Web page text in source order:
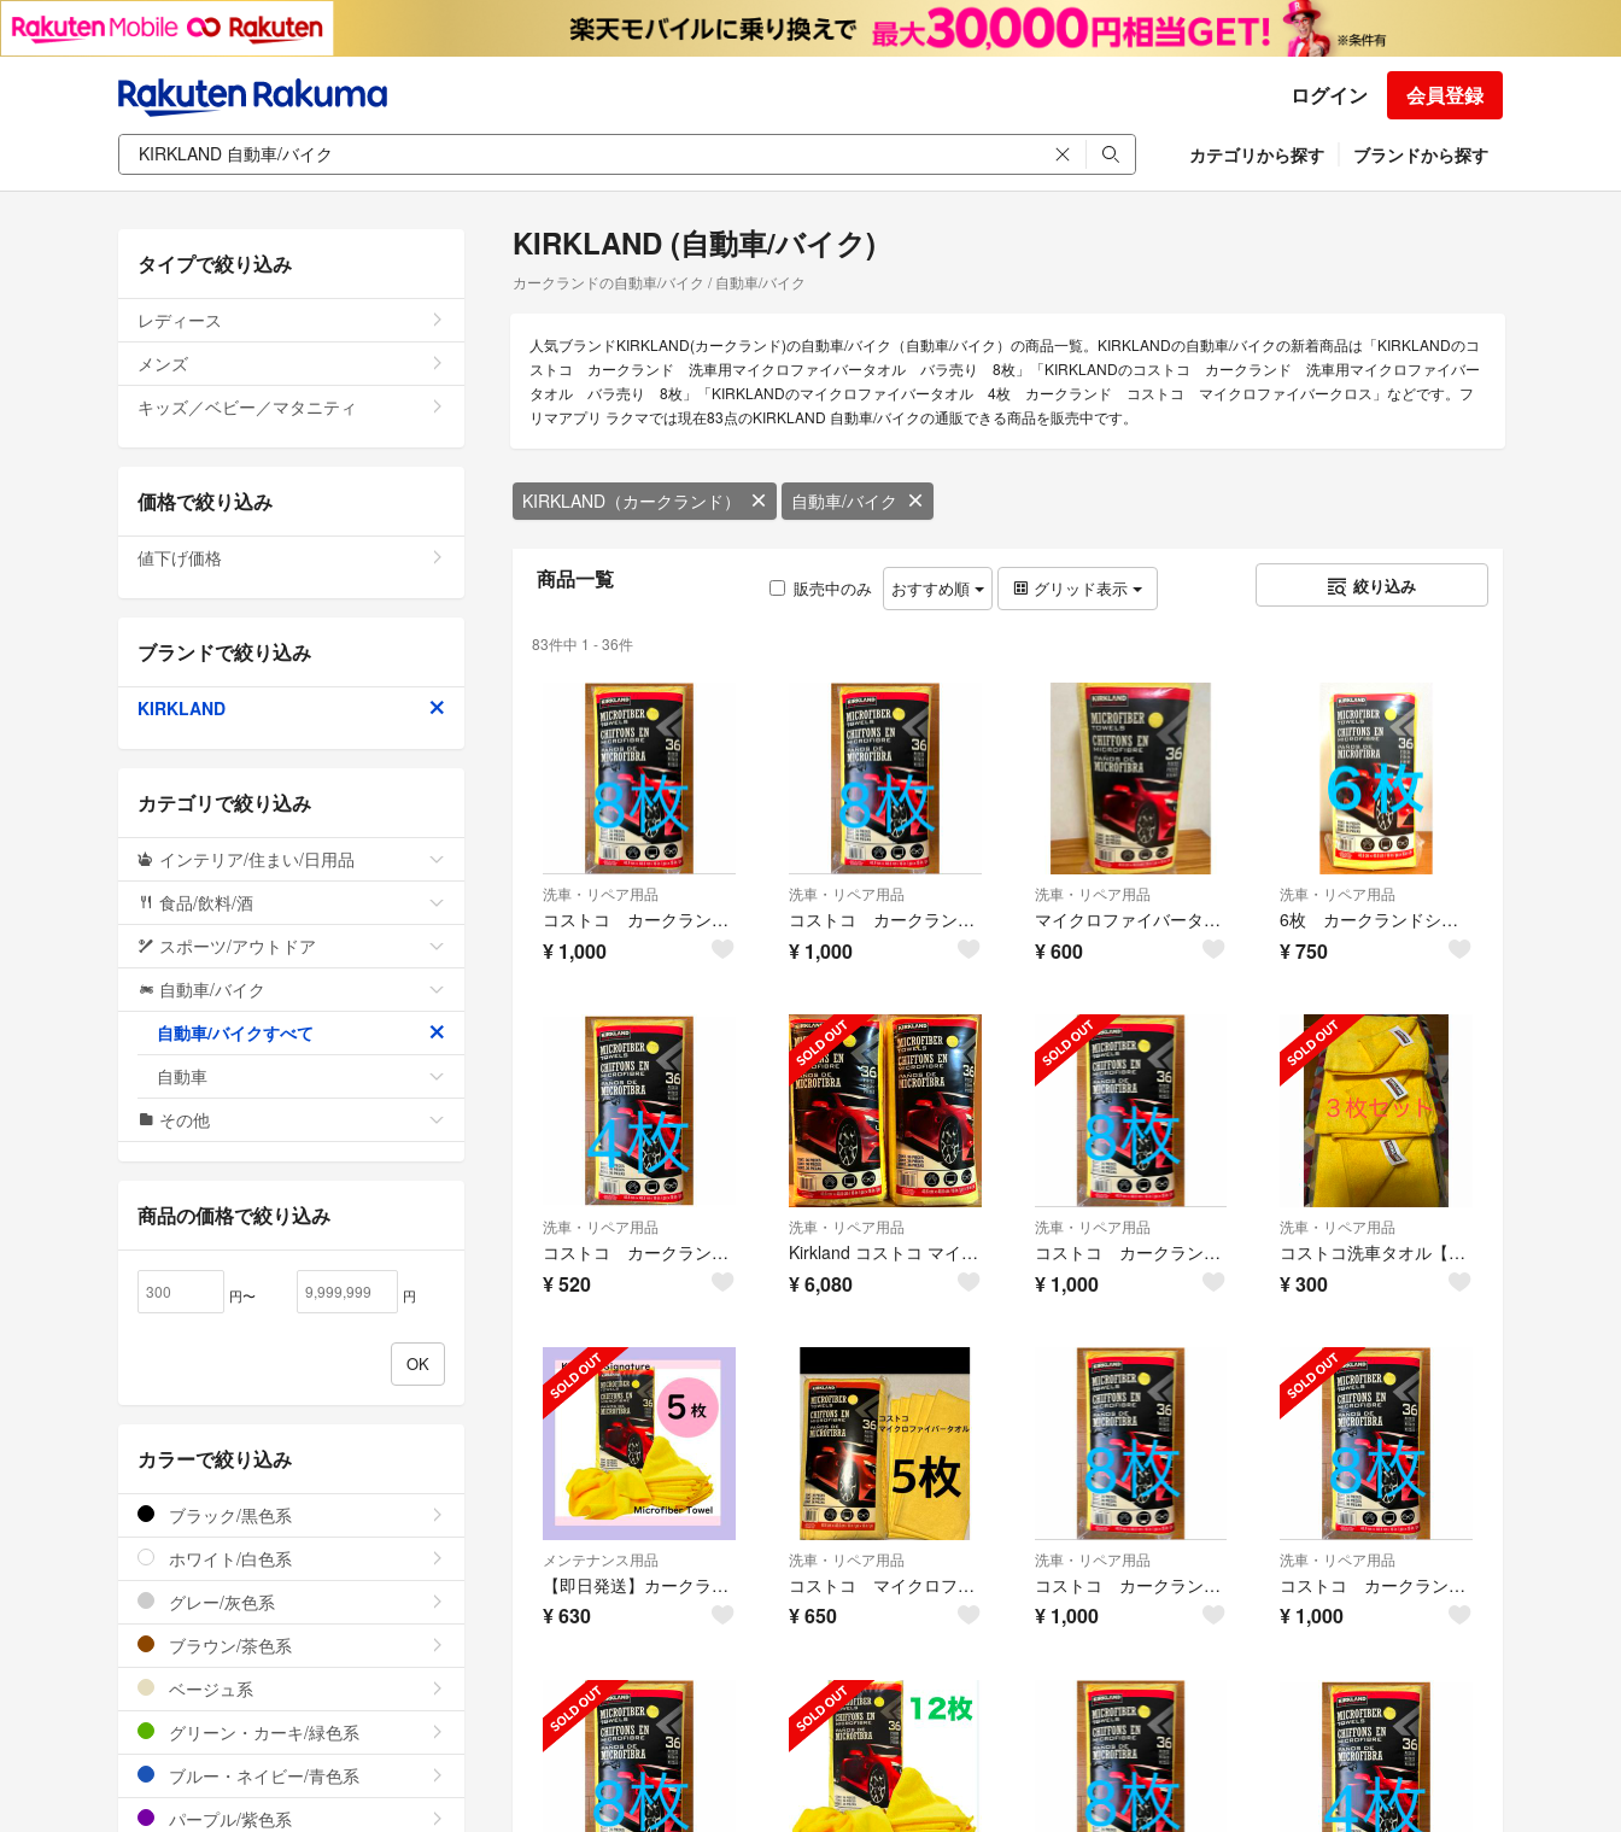
ログイン 会員登録
カテゴリから探す ブランドから探す
KIRKLAND (自動車/バイク)
カークランドの自動車/バイク / 自動車/バイク
人気ブランドKIRKLAND(カークランド)の自動車/バイク（自動車/バイク）の商品一覧。KIRKLANDの自動車/バイクの新着商品は「KIRKLANDのコ
ストコ カークランド 洗車用マイクロファイバータオル バラ売り 8枚」「KIRKLANDのコストコ カークランド 洗車用マイクロファイバー
タオル バラ売り 8枚」「KIRKLANDのマイクロファイバータオル 4枚 カークランド コストコ マイクロファイバークロス」などです。フ
リマアプリ ラクマでは現在83点のKIRKLAND 自動車/バイクの通販できる商品を販売中です。
KIRKLAND（カークランド） 自動車/バイク
商品一覧 販売中のみ おすすめ順 グリッド表示 絞り込み
83件中 1 - 36件
洗車・リペア用品
コストコ カークランド 洗車用マイクロファイバータオル バラ売り 8枚
¥ 1,000
洗車・リペア用品
コストコ カークランド 洗車用マイクロファイバータオル バラ売り 8枚
¥ 1,000
洗車・リペア用品
マイクロファイバータオル 4枚 カークランド コストコ マイクロファイバークロス
¥600
洗車・リペア用品
6枚 カークランドシグネチャー マイクロファイバータオル コストコ
¥750
洗車・リペア用品
コストコ カークランド 洗車用マイクロファイバータオル バラ売り 4枚
¥520
洗車・リペア用品
Kirkland コストコ マイクロファイバータオル 36枚入り 2袋
¥6,080
洗車・リペア用品
コストコ カークランド 洗車用マイクロファイバータオル バラ売り 8枚
¥ 1,000
洗車・リペア用品
コストコ洗車タオル【旧モデル】（汚れ有り）
¥300
メンテナンス用品
【即日発送】カークランドシグネチャー マイクロファイバータオル 5枚 コストコ
¥630
洗車・リペア用品
コストコ マイクロファイバータオル
¥650
洗車・リペア用品
コストコ カークランド 洗車用マイクロファイバータオル バラ売り 8枚
¥ 1,000
洗車・リペア用品
コストコ カークランド 洗車用マイクロファイバータオル バラ売り 8枚
¥ 1,000
タイプで絞り込み
レディース
メンズ
キッズ／ベビー／マタニティ
価格で絞り込み
値下げ価格
ブランドで絞り込み
KIRKLAND
カテゴリで絞り込み
インテリア/住まい/日用品
食品/飲料/酒
スポーツ/アウトドア
自動車/バイク
自動車/バイクすべて
自動車
その他
商品の価格で絞り込み
円〜 円
カラーで絞り込み
ブラック/黒色系
ホワイト/白色系
グレー/灰色系
ブラウン/茶色系
ベージュ系
グリーン・カーキ/緑色系
ブルー・ネイビー/青色系
パープル/紫色系